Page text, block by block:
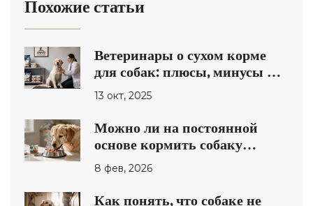
Похожие статьи
Ветеринары о сухом корме
для собак: плюсы, минусы и
как выбрать лучший вариант
13 окт, 2025
Можно ли на постоянной
основе кормить собаку
влажным кормом: плюсы,
минусы и реальные
рекомендации
8 фев, 2026
Как понять, что собаке не